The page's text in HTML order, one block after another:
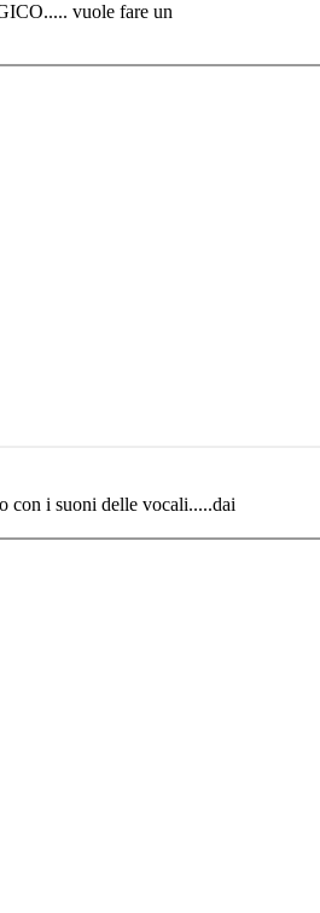
vuole fare un
con i suoni delle vocali.....dai